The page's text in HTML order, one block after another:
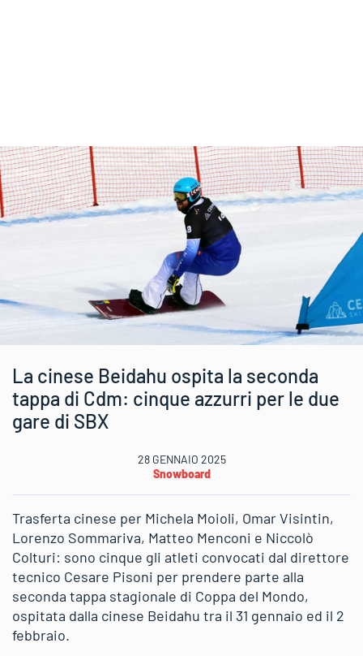
La cinese Beidahu ospita la seconda
tappa di Cdm: cinque azzurri per le due
gare di SBX
28 GENNAIO 2025
Snowboard
Trasferta cinese per Michela Moioli, Omar Visintin,
Lorenzo Sommariva, Matteo Menconi e Niccolò
Colturi: sono cinque gli atleti convocati dal direttore
tecnico Cesare Pisoni per prendere parte alla
seconda tappa stagionale di Coppa del Mondo,
ospitata dalla cinese Beidahu tra il 31 gennaio ed il 2
febbraio.